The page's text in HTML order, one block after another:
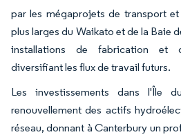
par les mégaprojets de transport
plus larges du Waikato et de la Baie
installations de fabrication et
diversifiant les flux de travail futurs.
Les investissements dans l'Île
renouvellement des actifs
réseau, donnant à Canterbury un